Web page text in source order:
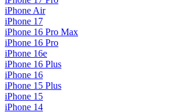
iPhone Air
iPhone 17
iPhone 16 Pro Max
iPhone 16 Pro
iPhone 16e
iPhone 16 Plus
iPhone 16
iPhone 15 Plus
iPhone 15
iPhone 14